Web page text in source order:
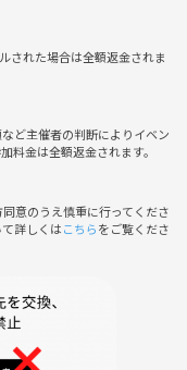
お願いします
します。手ぶらで参加可
ワイやりませんか？
ょう💪
された場合は全額返金されま
ど主催者の判断によりイベン
料金は全額返金されます。
意のうえ慎重に行ってくださ
詳しくはこちらをご覧くださ